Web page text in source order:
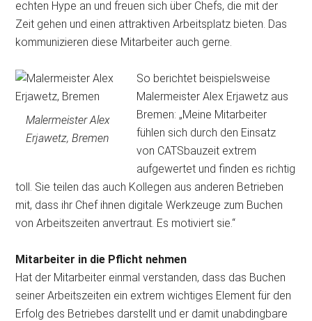
echten Hype an und freuen sich über Chefs, die mit der
Zeit gehen und einen attraktiven Arbeitsplatz bieten. Das
kommunizieren diese Mitarbeiter auch gerne.
Malermeister Alex
Erjawetz, Bremen
So berichtet beispielsweise
Malermeister Alex Erjawetz aus
Bremen: „Meine Mitarbeiter
fühlen sich durch den Einsatz
von CATSbauzeit extrem
aufgewertet und finden es richtig
toll. Sie teilen das auch Kollegen aus anderen Betrieben
mit, dass ihr Chef ihnen digitale Werkzeuge zum Buchen
von Arbeitszeiten anvertraut. Es motiviert sie.“
Mitarbeiter in die Pflicht nehmen
Hat der Mitarbeiter einmal verstanden, dass das Buchen
seiner Arbeitszeiten ein extrem wichtiges Element für den
Erfolg des Betriebes darstellt und er damit unabdingbare